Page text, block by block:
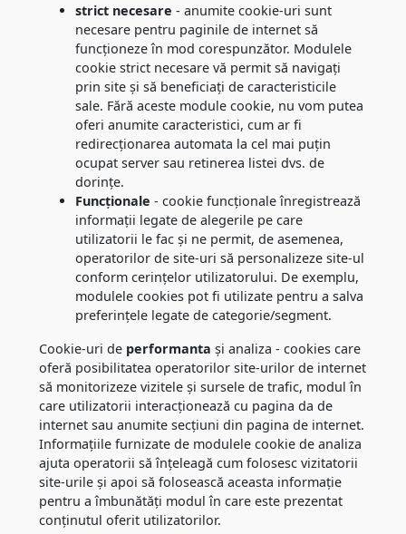
strict necesare - anumite cookie-uri sunt
necesare pentru paginile de internet să
funcționeze în mod corespunzător. Modulele
cookie strict necesare vă permit să navigați
prin site și să beneficiați de caracteristicile
sale. Fără aceste module cookie, nu vom putea
oferi anumite caracteristici, cum ar fi
redirecționarea automata la cel mai puțin
ocupat server sau retinerea listei dvs. de
dorințe.
Funcționale - cookie funcționale înregistrează
informații legate de alegerile pe care
utilizatorii le fac și ne permit, de asemenea,
operatorilor de site-uri să personalizeze site-ul
conform cerințelor utilizatorului. De exemplu,
modulele cookies pot fi utilizate pentru a salva
preferințele legate de categorie/segment.
Cookie-uri de performanta și analiza - cookies care
oferă posibilitatea operatorilor site-urilor de internet
să monitorizeze vizitele și sursele de trafic, modul în
care utilizatorii interacționează cu pagina da de
internet sau anumite secțiuni din pagina de internet.
Informațiile furnizate de modulele cookie de analiza
ajuta operatorii să înțeleagă cum folosesc vizitatorii
site-urile și apoi să folosească aceasta informație
pentru a îmbunătăți modul în care este prezentat
conținutul oferit utilizatorilor.